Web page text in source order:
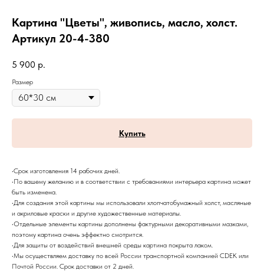
Картина "Цветы", живопись, масло, холст.
Артикул 20-4-380
5 900 р.
Размер
Купить
•Срок изготовления 14 рабочих дней.
•По вашему желанию и в соответствии с требованиями интерьера картина может
быть изменена.
•Для создания этой картины мы использовали хлопчатобумажный холст, масляные
и акриловые краски и другие художественные материалы.
•Отдельные элементы картины дополнены фактурными декоративными мазками,
поэтому картина очень эффектно смотрится.
•Для защиты от воздействий внешней среды картина покрыта лаком.
•Мы осуществляем доставку по всей России транспортной компанией CDEK или
Почтой России. Срок доставки от 2 дней.